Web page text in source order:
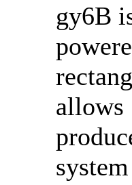
gy6B
allows